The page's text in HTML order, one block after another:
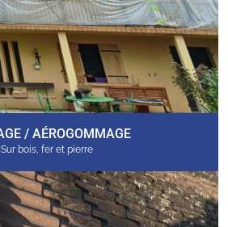
/ AÉROGOMMAGE
Sur bois, fer et pierre